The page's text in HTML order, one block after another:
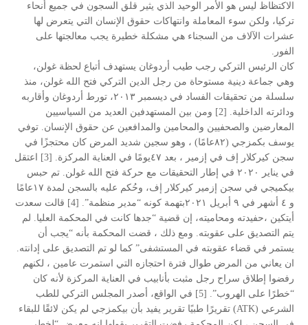
الاكتظاظ ليس هو الأمر الوحيد الذي يثير قلق السجون في جميع أنحاء
تركيا، ولكن سوء المعاملة وانتهاكات حقوق الإنسان التي يتعرض لها
عشرات الآلاف من السجناء هي مشكلة خطيرة يجب معالجتها على
الفور.
كان الرئيس التركي رجب طيب أردوغان يستهدف أتباع لحظة غولن،
وهي جماعة دينية مستوحاة من رجل الدين التركي فتح الله غولن، منذ
سلسلة من تحقيقات الفساد في ديسمبر ٢٠١٣، تورط أردوغان وأقاربه
ودائرته الداخلية. [2] ومن بين المستهدفين العديد من السياسيين
المعارضين والصحفيين والمحامين والمدافعين عن حقوق الإنسان. توفي
يوسف بكمزجي (٨٢عامًا) ، وهو سجين شديد المرض كان محتجزًا في
سجن كيركلار إف في إزمير ، بعد ٤٧يومًا في العناية المركزة. [3] اعتقل
في يناير ٢٠٢٠ في إطار التحقيقات مع حركة فتح الله غولن. تم حبس
بيكميجي في سجن إزمير كيركلار إف، وحُكم عليه بالسجن لمدة ١٧عامًا
و ٤ أشهر في ٩ أبريل ٢٠٢١بتهمة كونه “مدير منظمة”. [4] قالت سعدت
أيتكين ،حفيدته ومحاميته، إن قضية “جدها كانت في المحكمة العليا. لم
يتم التصديق على عقوبته. ومع ذلك ، قضت المحكمة بأنه “يجب أن
يستمر في قضاء عقوبته في المستشفى” كما لو تم التصديق على إدانته.
ان يعاني من المرض طوال فترة احتجازه التي استمرت عامين ، لكنهم
رفضوا إطلاق سراح رجل مثبت بأنابيب في العناية المركزة لأنه كان
“خطرًا على الهروب”. [5] في الواقع، أصدر المجلس التركي للطب
الشرعي (ATK) تقريرًا طبيًا تقرير يفيد بأن بيكمزجي لم يكن لائقًا للبقاء